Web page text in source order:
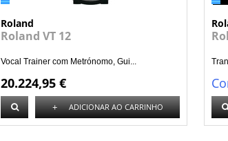
Roland
Roland VT 12
Vocal Trainer com Metrónomo, Gui...
20.224,95 €
+ ADICIONAR AO CARRINHO